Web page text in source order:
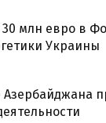
млн евро в
Украины